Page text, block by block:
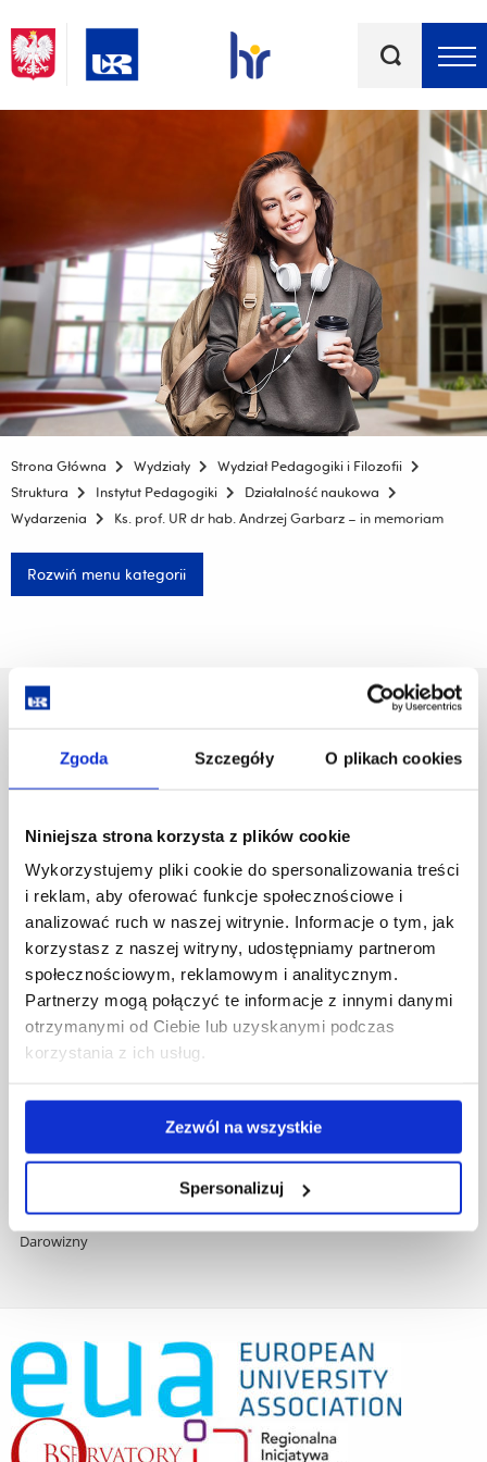
Zgoda Szczegóły O plikach cookies
Niniejsza strona korzysta z plików cookie
Wykorzystujemy pliki cookie do spersonalizowania treści
i reklam, aby oferować funkcje społecznościowe i
analizować ruch w naszej witrynie. Informacje o tym, jak
korzystasz z naszej witryny, udostępniamy partnerom
społecznościowym, reklamowym i analitycznym.
Partnerzy mogą połączyć te informacje z innymi danymi
otrzymanymi od Ciebie lub uzyskanymi podczas
korzystania z ich usług.
Zezwól na wszystkie
Spersonalizuj
kluczowe
Strona Główna Wydziały
Wydział Pedagogiki i Filozofii
Struktura
Instytut Pedagogiki
Działalność naukowa
Wydarzenia
Ks. prof. UR dr hab. Andrzej Garbarz – in memoriam
Rozwiń menu kategorii
35-959 Rzeszów
nawigację
przejdź
treści
Mapa serwisu
Biblioteka
Wydawnictwo
Covid info
Studia podyplomowe
Praca na UR
Zamówienia publiczne
Fundusze strukturalne
Projekty współfinansowane przez UE
Projekty realizowane z KPO
Deklaracja dostępności cyfrowej
Projekty badawcze
Darowizny